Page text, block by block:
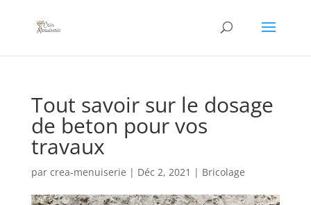
Tout savoir sur le dosage
de beton pour vos
travaux
par crea-menuiserie | Déc 2, 2021 | Bricolage